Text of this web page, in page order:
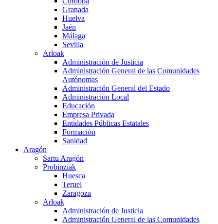
Granada
Huelva
Jaén
Málaga
Sevilla
Arloak
Administración de Justicia
Administración General de las Comunidades
Autónomas
Administración General del Estado
Administración Local
Educación
Empresa Privada
Entidades Públicas Estatales
Formación
Sanidad
Aragón
Sartu Aragón
Probinziak
Huesca
Teruel
Zaragoza
Arloak
Administración de Justicia
Administración General de las Comunidades